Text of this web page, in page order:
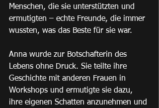
Menschen, die sie unterstützten und
ermutigten – echte Freunde, die immer
wussten, was das Beste für sie war.
Anna wurde zur Botschafterin des
Lebens ohne Druck. Sie teilte ihre
Geschichte mit anderen Frauen in
Workshops und ermutigte sie dazu,
ihre eigenen Schatten anzunehmen und